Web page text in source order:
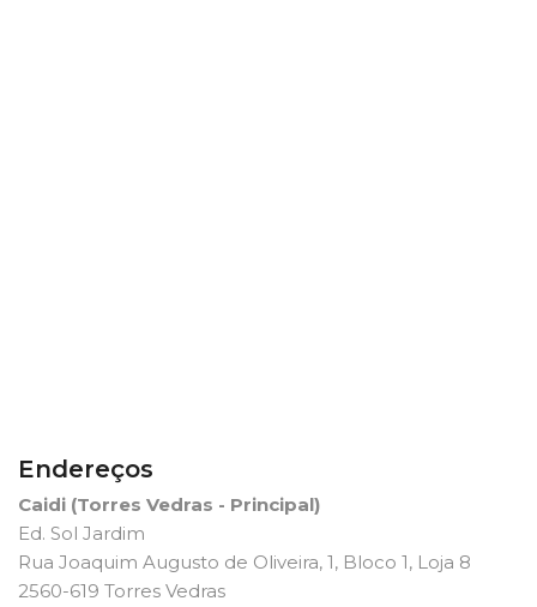
Endereços
Caidi (Torres Vedras - Principal)
Ed. Sol Jardim
Rua Joaquim Augusto de Oliveira, 1, Bloco 1, Loja 8
2560-619 Torres Vedras